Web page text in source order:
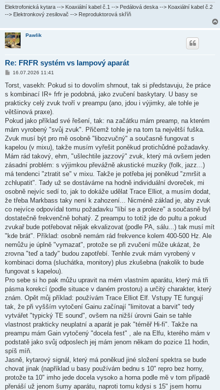
Elektrofonická kytara --> Koaxiální kabel č.1 --> Pedálová deska --> Koaxiální kabel č.2
--> Elektronkový zesilovač --> Reproduktorová skříň
Pawlik
Re: FRFR systém vs lampový aparát
P
í
p
ě
e
k
16.07.2026 11:41
Torst, vasekh: Pokud si to dovolím shrnout, tak si představuju, že práce
s kombinací IR+ frfr je podobná, jako zvučení baskytary. U basy se
prakticky celý zvuk tvoří v preampu (ano, jdou i výjimky, ale tohle je
většinová praxe).
Pokud jako příklad své řešení, tak: na začátku mám preamp, na kterém
mám vyrobený "svůj zvuk". Přičemž tohle je na tom ta největší fuška.
Zvuk musí být pro mě osobně "libozvučný" a současně fungovat s
kapelou (v mixu), takže musím vyřešit poněkud protichůdné požadavky.
Mám rád takový, ehm, "ušlechtile jazzový" zvuk, který má ovšem jeden
zásadní problém: s výjimkou převážně akustické muziky (folk, jazz...)
má tendenci "ztratit se" v mixu. Takže je potřeba jej poněkud "zmršit a
zchlupatit". Tady už se dostáváme na hodně individuální dvoreček, mi
osobně nejvíc sedí to, jak to dokáže udělat Trace Elliot, a musím dodat,
že třeba Markbass taky není k zahození... Nicméně základ je, aby zvuk
co nejvíce odpovídal tomu požadavku "líbí se a proleze" a současně byl
dostatečně frekvenčně bohatý. Z preampu to totiž jde do pultu a pokud
zvukař bude potřebovat nějak ekvalizovat (podle PA, sálu...) tak musí mít
"kde brát". Příklad: osobně nemám rád frekvence kolem 400-500 Hz. Ale
nemůžu je úplně "vymazat", protože se při zvučení může ukázat, že
zrovna "teď a tady" budou zapotřebí. Tenhle zvuk mám vyrobený v
kombinaci doma (sluchátka, monitory) plus zkušebna (nakolik to bude
fungovat s kapelou).
Pro sebe si ho pak můžu upravit na mém vlastním aparátu, který má tři
pásma korekcí (podle situace v daném prostoru) a určitý charakter, který
znám. Opět můj příklad: používám Trace Elliot Elf. Vstupy TE fungují
tak, že při vyšším vytočení Gainu začínají "limitovat a barvit" tedy
vytvářet "typický TE sound", ovšem na nižší úrovni Gain se tahle
vlastnost prakticky neuplatní a aparát je pak "téměř Hi-fi". Takže na
preampu mám Gain vytočený "docela fest" , ale na Elfu, kterého mám v
podstatě jako svůj odposlech jej mám jenom někam do pozice 11 hodin,
spíš míň.
Jasně, kytarový signál, který má poněkud jiné složení spektra se bude
chovat jinak (například u basy používám bednu s 10" repro bez horny,
protože ta 10" imho jede docela vysoko a horna podle mě v tom případě
přenáší už jenom šumy aparátu, naproti tomu kdysi s 15" jsem hornu